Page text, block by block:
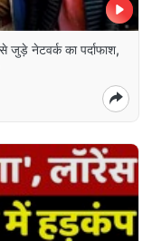
नेटवर्क का पर्दाफाश,